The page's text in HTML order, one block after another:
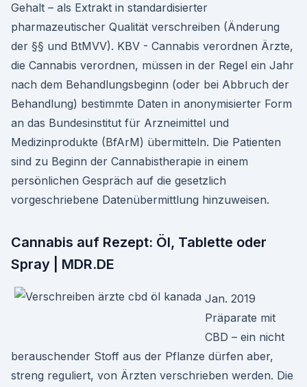
Gehalt – als Extrakt in standardisierter
pharmazeutischer Qualität verschreiben (Änderung
der §§ und BtMVV). KBV - Cannabis verordnen Ärzte,
die Cannabis verordnen, müssen in der Regel ein Jahr
nach dem Behandlungsbeginn (oder bei Abbruch der
Behandlung) bestimmte Daten in anonymisierter Form
an das Bundesinstitut für Arzneimittel und
Medizinprodukte (BfArM) übermitteln. Die Patienten
sind zu Beginn der Cannabistherapie in einem
persönlichen Gespräch auf die gesetzlich
vorgeschriebene Datenübermittlung hinzuweisen.
Cannabis auf Rezept: Öl, Tablette oder
Spray | MDR.DE
Jan. 2019
Präparate mit
CBD – ein nicht
berauschender Stoff aus der Pflanze dürfen aber,
streng reguliert, von Ärzten verschrieben werden. Die